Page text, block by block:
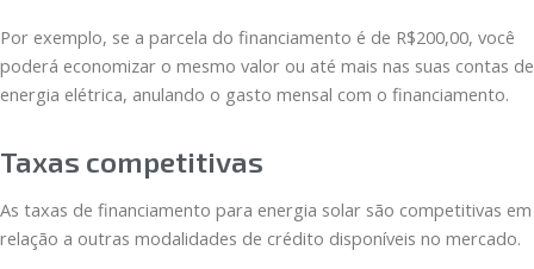
Por exemplo, se a parcela do financiamento é de R$200,00, você
poderá economizar o mesmo valor ou até mais nas suas contas de
energia elétrica, anulando o gasto mensal com o financiamento.
Taxas competitivas
As taxas de financiamento para energia solar são competitivas em
relação a outras modalidades de crédito disponíveis no mercado.